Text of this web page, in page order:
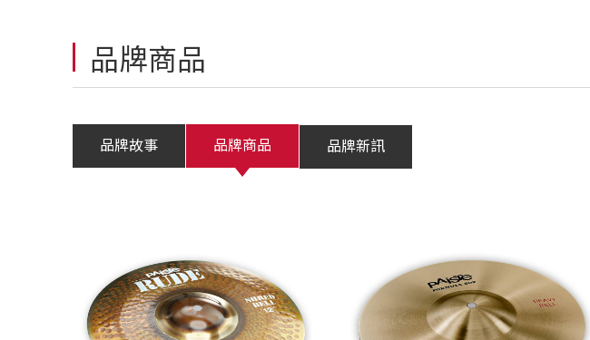
品牌商品
品牌故事 品牌商品 品牌新訊